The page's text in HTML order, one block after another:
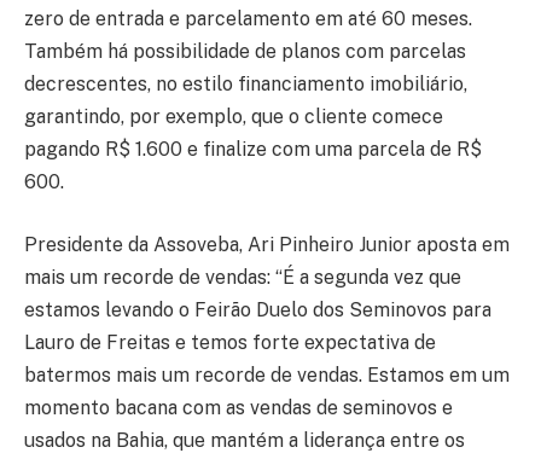
zero de entrada e parcelamento em até 60 meses.
Também há possibilidade de planos com parcelas
decrescentes, no estilo financiamento imobiliário,
garantindo, por exemplo, que o cliente comece
pagando R$ 1.600 e finalize com uma parcela de R$
600.
Presidente da Assoveba, Ari Pinheiro Junior aposta em
mais um recorde de vendas: “É a segunda vez que
estamos levando o Feirão Duelo dos Seminovos para
Lauro de Freitas e temos forte expectativa de
batermos mais um recorde de vendas. Estamos em um
momento bacana com as vendas de seminovos e
usados na Bahia, que mantém a liderança entre os